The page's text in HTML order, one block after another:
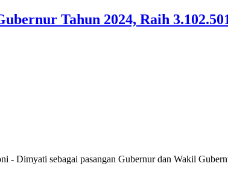
Tahun 2024, Raih
Dimyati sebagai pasangan Gubernur dan Wakil